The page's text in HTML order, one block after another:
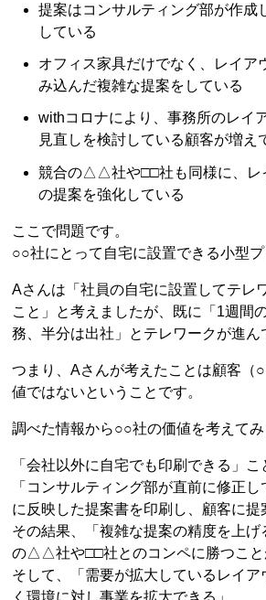
提案はコンサルティング部が作成
している
オフィス家具だけでなく、レイア
み込んだ複雑な提案をしている
withコロナにより、事務所のレイ
見直しを検討している顧客が増え
競合の△△社や□□社も同様に、レ
の提案を強化している
ここで問題です。
○○社にとって自宅に設置できる小型
Aさんは「社員の自宅に設置してテレ
こと」と考えましたが、既に「1週間
務、半分は出社」とテレワークが進ん
つまり、Aさんが考えたことは顧客（
値ではないということです。
調べた情報から○○社の価値を考えて
「会社以外に自宅でも印刷できる」こ
「コンサルティング部が直前に修正
に反映した提案書を印刷し、顧客に提
その結果、「複雑な提案の精度を上げ
の△△社や□□社とのコンペに勝つこと
そして、「需要が拡大しているレイア
く環境に対し事業を拡大できる」